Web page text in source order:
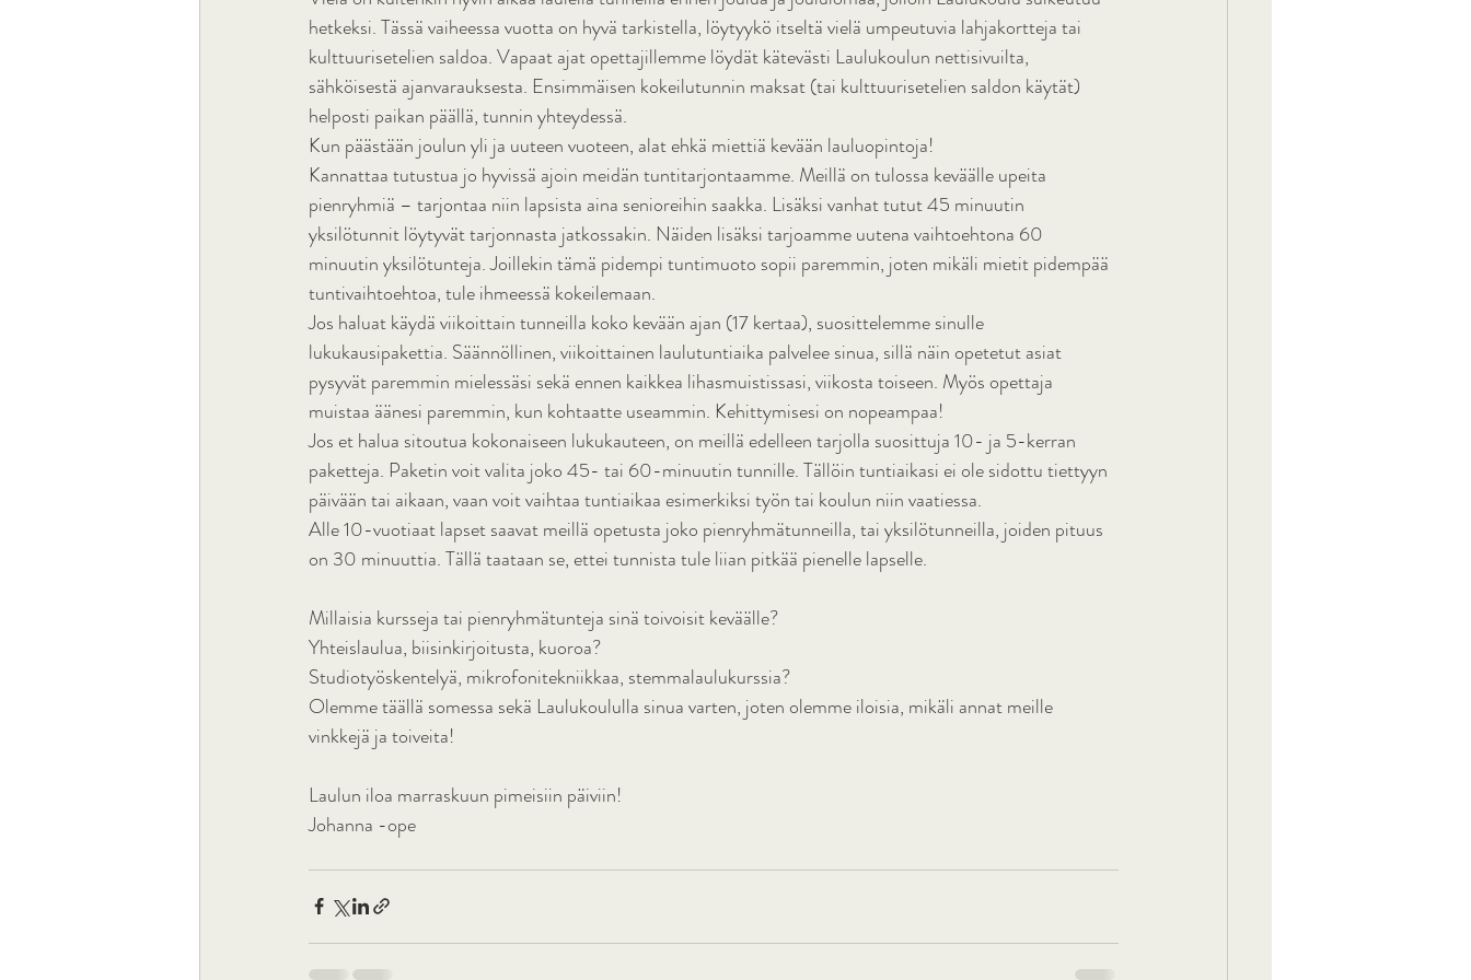
hetkeksi. Tässä vaiheessa vuotta on hyvä tarkistella, löytyykö itseltä vielä umpeutuvia lahjakortteja tai
kulttuurisetelien saldoa. Vapaat ajat opettajillemme löydät kätevästi Laulukoulun nettisivuilta,
sähköisestä ajanvarauksesta. Ensimmäisen kokeilutunnin maksat (tai kulttuurisetelien saldon käytät)
helposti paikan päällä, tunnin yhteydessä.
Kun päästään joulun yli ja uuteen vuoteen, alat ehkä miettiä kevään lauluopintoja!
Kannattaa tutustua jo hyvissä ajoin meidän tuntitarjontaamme. Meillä on tulossa keväälle upeita
pienryhmiä – tarjontaa niin lapsista aina senioreihin saakka. Lisäksi vanhat tutut 45 minuutin
yksilötunnit löytyvät tarjonnasta jatkossakin. Näiden lisäksi tarjoamme uutena vaihtoehtona 60
minuutin yksilötunteja. Joillekin tämä pidempi tuntimuoto sopii paremmin, joten mikäli mietit pidempää
tuntivaihtoehtoa, tule ihmeessä kokeilemaan.
Jos haluat käydä viikoittain tunneilla koko kevään ajan (17 kertaa), suosittelemme sinulle
lukukausipakettia. Säännöllinen, viikoittainen laulutuntiaika palvelee sinua, sillä näin opetetut asiat
pysyvät paremmin mielessäsi sekä ennen kaikkea lihasmuistissasi, viikosta toiseen. Myös opettaja
muistaa äänesi paremmin, kun kohtaatte useammin. Kehittymisesi on nopeampaa!
Jos et halua sitoutua kokonaiseen lukukauteen, on meillä edelleen tarjolla suosittuja 10- ja 5-kerran
paketteja. Paketin voit valita joko 45- tai 60-minuutin tunnille. Tällöin tuntiaikasi ei ole sidottu tiettyyn
päivään tai aikaan, vaan voit vaihtaa tuntiaikaa esimerkiksi työn tai koulun niin vaatiessa.
Alle 10-vuotiaat lapset saavat meillä opetusta joko pienryhmätunneilla, tai yksilötunneilla, joiden pituus
on 30 minuuttia. Tällä taataan se, ettei tunnista tule liian pitkää pienelle lapselle.
Millaisia kursseja tai pienryhmätunteja sinä toivoisit keväälle?
Yhteislaulua, biisinkirjoitusta, kuoroa?
Studiotyöskentelyä, mikrofonitekniikkaa, stemmalaulukurssia?
Olemme täällä somessa sekä Laulukoululla sinua varten, joten olemme iloisia, mikäli annat meille
vinkkejä ja toiveita!
Laulun iloa marraskuun pimeisiin päiviin!
Johanna -ope